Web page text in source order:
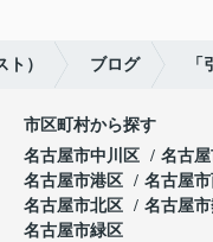
） ブログ
市区町村から探す
名古屋市中川区
名古
名古屋市港区
名古屋
名古屋市北区
名古屋
名古屋市緑区